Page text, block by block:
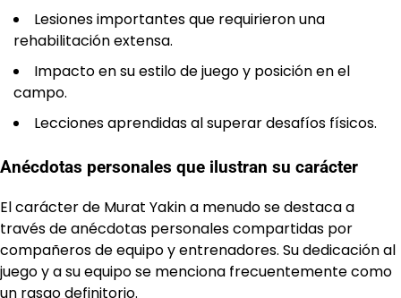
Lesiones importantes que requirieron una
rehabilitación extensa.
Impacto en su estilo de juego y posición en el
campo.
Lecciones aprendidas al superar desafíos físicos.
Anécdotas personales que ilustran su carácter
El carácter de Murat Yakin a menudo se destaca a
través de anécdotas personales compartidas por
compañeros de equipo y entrenadores. Su dedicación al
juego y a su equipo se menciona frecuentemente como
un rasgo definitorio.